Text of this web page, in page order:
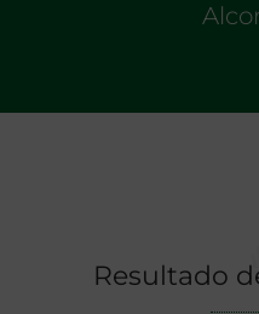
Resultado